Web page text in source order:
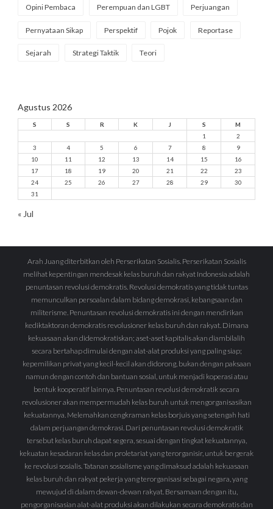
Opini Pembaca Perempuan dan LGBT Perjuangan
Pernyataan Sikap Perspektif Pojok Reportase
Sejarah Strategi Taktik Teori
Agustus 2026
S S R K J S
M
1
2
3
4 5 6 7 8
9
10
11 12 13 14 15
16
17
18 19 20 21 22
23
24
25 26 27 28 29
30
31
« Jul
Arah Juang diterbitkan oleh Perserikatan Sosialis. Perserikatan Sosialis
melihat kepentingan mendesak kelas buruh dan rakyat Indonesia adalah
penuntasan revolusi demokratis. Revolusi demokratis yang tidak tuntas
memunculkan persoalan dalam bidang demokrasi, kebangsaan dan
militerisme. Penuntasan revolusi demokratis ini dengan mendirikan
kediktaktoran demokratis revolusioner kelas buruh dan rakyat. Dimana
kekuasaan akan didemokratiskan; aset-aset kapitalis akan diambilalih
secara bertahap dimulai dengan alat-alat produksi yang paling siap;
kepemilikan privat yang kecil-kecil akan didorong, bukan dengan paksaan
namun dengan contoh dan bantuan sosial, untuk menjadi koperasi atau
bentuk kooperatif lainnya. Penuntasan revolusi demokratik secara
revolusioner akan mempermudah kelas buruh untuk mengorganisasikan
kekuatannya. Melemahkan cengkraman kelas borjuis yang setengah hati
dalam perjuangan demokrasi. Dari penuntasan revolusi demokratik
tersebut kelas buruh dapat segera, sesuai dengan tingkat kekuatannya,
kekuatan kesadaran kelas dan proletariat yang terorganisir, untuk bergerak
ke revolusi sosialis. Tatanan sosialisme yang dimaksud adalah kekuasaan
kelas buruh dan rakyat pekerja yang terorganisasi sebagai negara, yang
mewujud di dalam dewan-dewan rakyat. Bersamaan dengan itu,
pengorganisasian alat-alat produksi akan dilakukan secara demokratis dan